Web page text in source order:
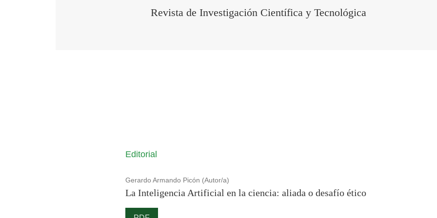
Revista de Investigación Científica y Tecnológica
Editorial
Gerardo Armando Picón (Autor/a)
La Inteligencia Artificial en la ciencia: aliada o desafío ético